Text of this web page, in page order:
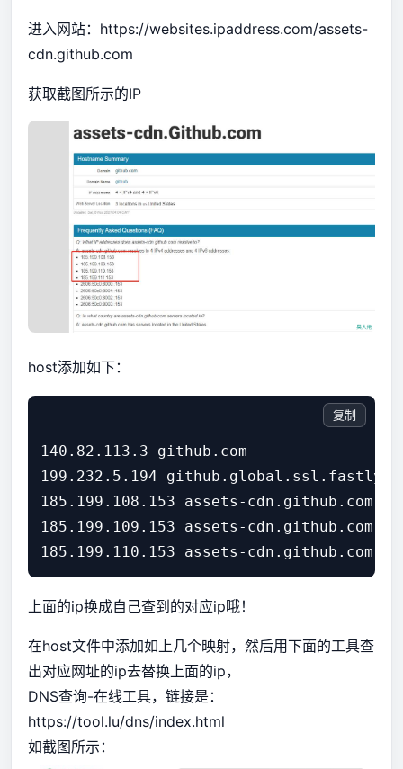
进入网站： https://websites.ipaddress.com/assets-
cdn.github.com
获取截图所示的IP
host添加如下：
140.82.113.3 github.com
199.232.5.194
185.199.108.153 assets-cdn.github.com
185.199.109.153 assets-cdn.github.com
复制
上面的ip换成自己查到的对应ip哦！
在host文件中添加如上几个映射，然后用下面的工具查
出对应网址的ip去替换上面的ip，
DNS查询-在线工具，链接是：
https://tool.lu/dns/index.html
如截图所示：